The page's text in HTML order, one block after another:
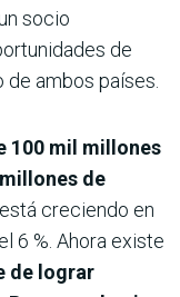
socio
de
ambos países.
100 mil millones
de
creciendo en
6 %. Ahora existe
de lograr